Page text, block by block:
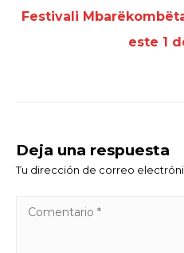
Festivali
este 1
Deja una respuesta
Tu dirección de correo